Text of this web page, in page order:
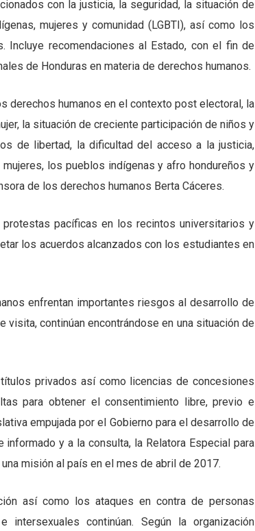
con la justicia, la seguridad, la situación de
mujeres y comunidad (LGBTI), así como los
Incluye recomendaciones al Estado, con el fin de
de Honduras en materia de derechos humanos.
derechos humanos en el contexto post electoral, la
la situación de creciente participación de niños y
de libertad, la dificultad del acceso a la justicia,
los pueblos indígenas y afro hondureños y
de los derechos humanos Berta Cáceres.
pacíficas en los recintos universitarios y
los acuerdos alcanzados con los estudiantes en
enfrentan importantes riesgos al desarrollo de
visita, continúan encontrándose en una situación de
privados así como licencias de concesiones
para obtener el consentimiento libre, previo e
empujada por el Gobierno para el desarrollo de
y a la consulta, la Relatora Especial para
misión al país en el mes de abril de 2017.
así como los ataques en contra de personas
intersexuales continúan. Según la organización